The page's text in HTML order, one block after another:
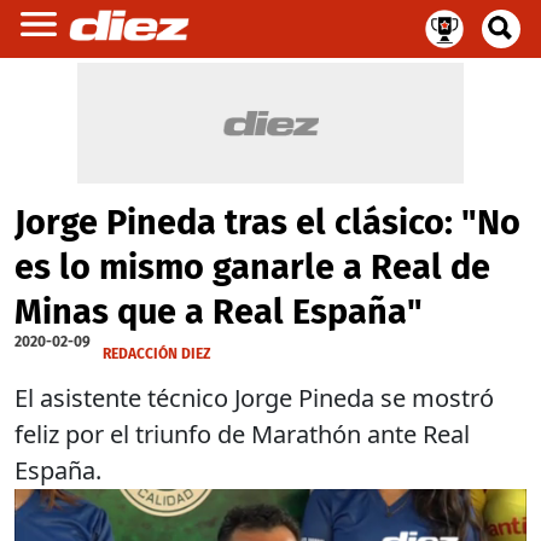
Jorge Pineda tras el clásico: "No
es lo mismo ganarle a Real de
Minas que a Real España"
2020-02-09
REDACCIÓN DIEZ
El asistente técnico Jorge Pineda se mostró
feliz por el triunfo de Marathón ante Real
España.